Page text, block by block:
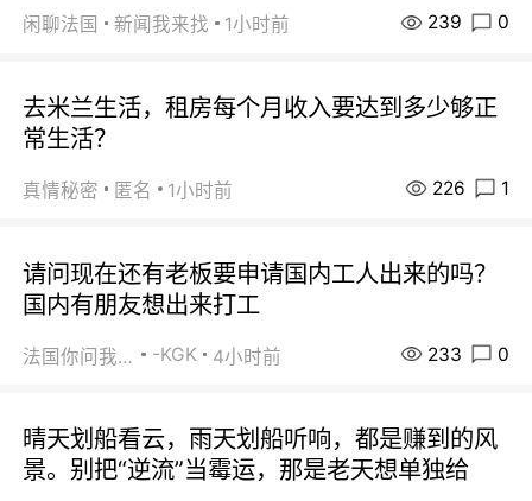
闲聊法国 新闻我来找 1小时前 239 0
去米兰生活，租房每个月收入要达到多少够正
常生活？
真情秘密 匿名 1小时前 226 1
请问现在还有老板要申请国内工人出来的吗？
国内有朋友想出来打工
法国你问我答 -KGK 4小时前 233 0
晴天划船看云，雨天划船听响，都是赚到的风
景。别把“逆流”当霉运，那是老天想单独给